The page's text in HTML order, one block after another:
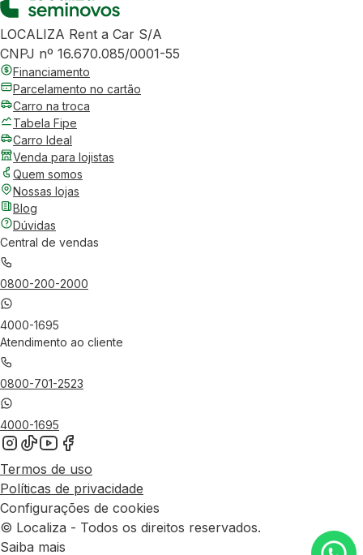
LOCALIZA Rent a Car S/A
CNPJ nº 16.670.085/0001-55
Financiamento
Parcelamento no cartão
Carro na troca
Tabela Fipe
Carro Ideal
Venda para lojistas
Quem somos
Nossas lojas
Blog
Dúvidas
Central de vendas
0800-200-2000
4000-1695
Atendimento ao cliente
0800-701-2523
4000-1695
Termos de uso
Políticas de privacidade
Configurações de cookies
© Localiza - Todos os direitos reservados.
Saiba mais